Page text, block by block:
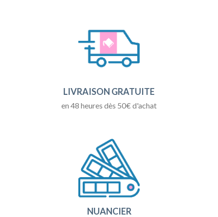
LIVRAISON GRATUITE
en 48 heures dès 50€ d'achat
NUANCIER